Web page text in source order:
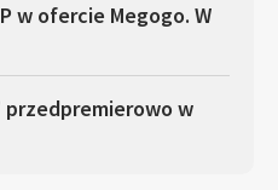
w ofercie Megogo. W
przedpremierowo w